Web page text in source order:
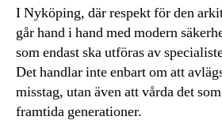
I Nyköping, där respekt för den
går hand i hand med modern
som endast ska utföras av
Det handlar inte enbart om att
misstag, utan även att vårda det
framtida generationer.